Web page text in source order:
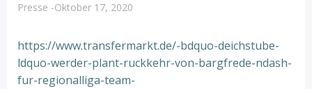
Presse -Oktober 17, 2020
https://www.transfermarkt.de/-bdquo-deichstube-
ldquo-werder-plant-ruckkehr-von-bargfrede-ndash-
fur-regionalliga-team-